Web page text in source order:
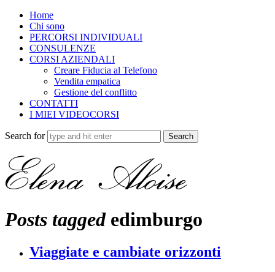
Home
Chi sono
PERCORSI INDIVIDUALI
CONSULENZE
CORSI AZIENDALI
Creare Fiducia al Telefono
Vendita empatica
Gestione del conflitto
CONTATTI
I MIEI VIDEOCORSI
Search for
Posts tagged edimburgo
Viaggiate e cambiate orizzonti